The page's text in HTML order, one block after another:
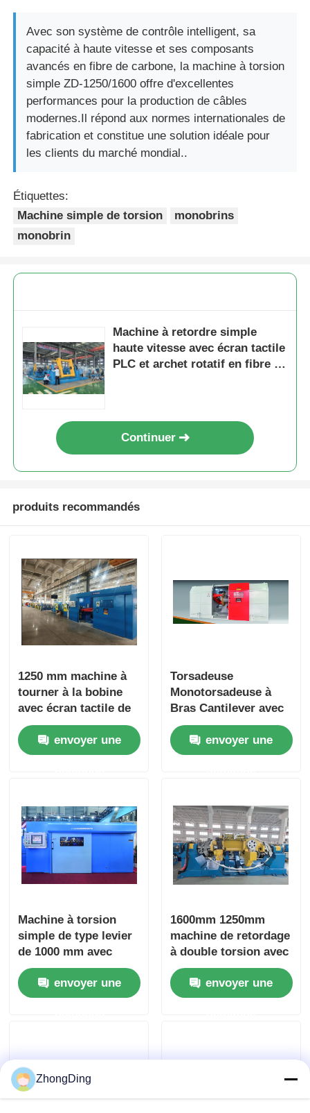
Avec son système de contrôle intelligent, sa
capacité à haute vitesse et ses composants
avancés en fibre de carbone, la machine à torsion
simple ZD-1250/1600 offre d'excellentes
performances pour la production de câbles
modernes.Il répond aux normes internationales de
fabrication et constitue une solution idéale pour
les clients du marché mondial..
Étiquettes:
Machine simple de torsion
monobrins
monobrin
Machine à retordre simple
haute vitesse avec écran tactile
PLC et archet rotatif en fibre de
Continuer
produits recommandés
1250 mm machine à
tourner à la bobine
avec écran tactile de
commande PLC
envoyer une
Torsadeuse
Monotorsadeuse à
Bras Cantilever avec
Serrage Hydraulique
Autocentrant
envoyer une
Machine à torsion
simple de type levier
de 1000 mm avec
écran tactile PLC de
commande du moteur
indépendant
envoyer une
1600mm 1250mm
machine de retordage
à double torsion avec
contrôle d'écran
tactile PLCenvoyer une
ZhongDing